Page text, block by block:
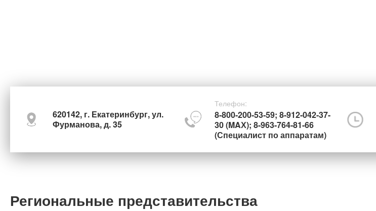
620142, г. Екатеринбург, ул.
Фурманова, д. 35
Телефон:
8-800-200-53-59; 8-912-042-37-
30 (MAХ); 8-963-764-81-66
(Специалист по аппаратам)
Региональные представительства